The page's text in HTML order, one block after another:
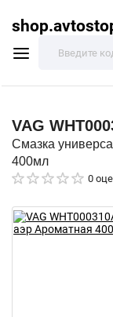
VAG
Смазка
400мл
0